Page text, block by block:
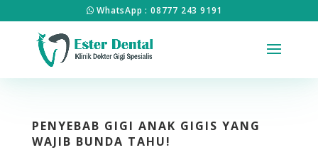
WhatsApp : 08777 243 9191
PENYEBAB GIGI ANAK GIGIS YANG
WAJIB BUNDA TAHU!